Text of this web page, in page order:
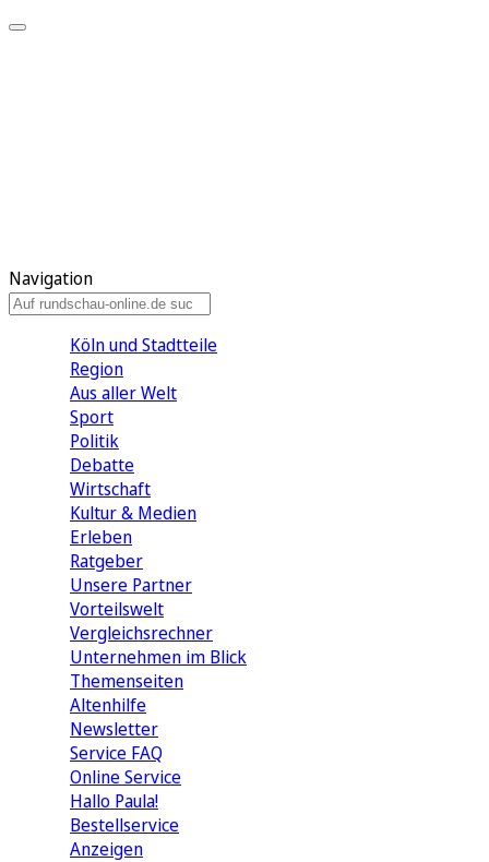
Navigation
Köln und Stadtteile
Region
Aus aller Welt
Sport
Politik
Debatte
Wirtschaft
Kultur & Medien
Erleben
Ratgeber
Unsere Partner
Vorteilswelt
Vergleichsrechner
Unternehmen im Blick
Themenseiten
Altenhilfe
Newsletter
Service FAQ
Online Service
Hallo Paula!
Bestellservice
Anzeigen